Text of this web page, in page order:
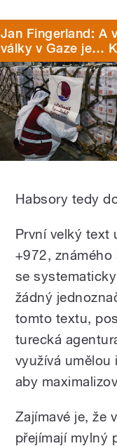
Jan Fingerland: A
války v Gaze je…
Habsory tedy
První velký text
+972,
se
žádný
tomto textu,
turecká
využívá
aby
Zajímavé je, že
přejímají mylný